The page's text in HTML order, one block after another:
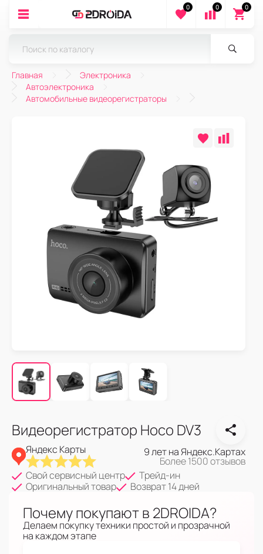
0 0 0
Главная
Электроника
Автоэлектроника
Автомобильные видеорегистраторы
Видеорегистратор Hoco DV3
Яндекс Карты 9 лет на Яндекс.Картах
Более 1500 отзывов
Свой сервисный центр
Трейд-ин
Оригинальный товар
Возврат 14 дней
Почему покупают в 2DROIDA?
Делаем покупку техники простой и прозрачной
на каждом этапе